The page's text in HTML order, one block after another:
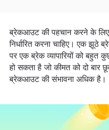
ब्रेकआउट की पहचान करने के
निर्धारित करना चाहिए। एक
पर एक ब्रेक व्यापारियों को
हो सकता है जो कीमत को दो बार
ब्रेकआउट की संभावना अधिक है।